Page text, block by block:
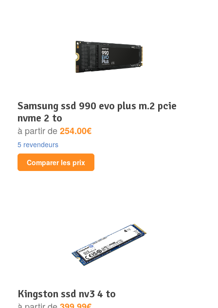
samsung ssd 990 evo plus m.2 pcie
nvme 2 to
à partir de254.00€
5 revendeurs
Comparer les prix
kingston ssd nv3 4 to